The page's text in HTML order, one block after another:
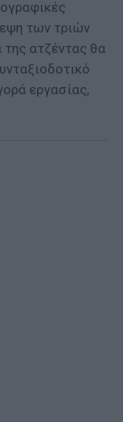
των τριών
της ατζέντας θα
εργασίας,